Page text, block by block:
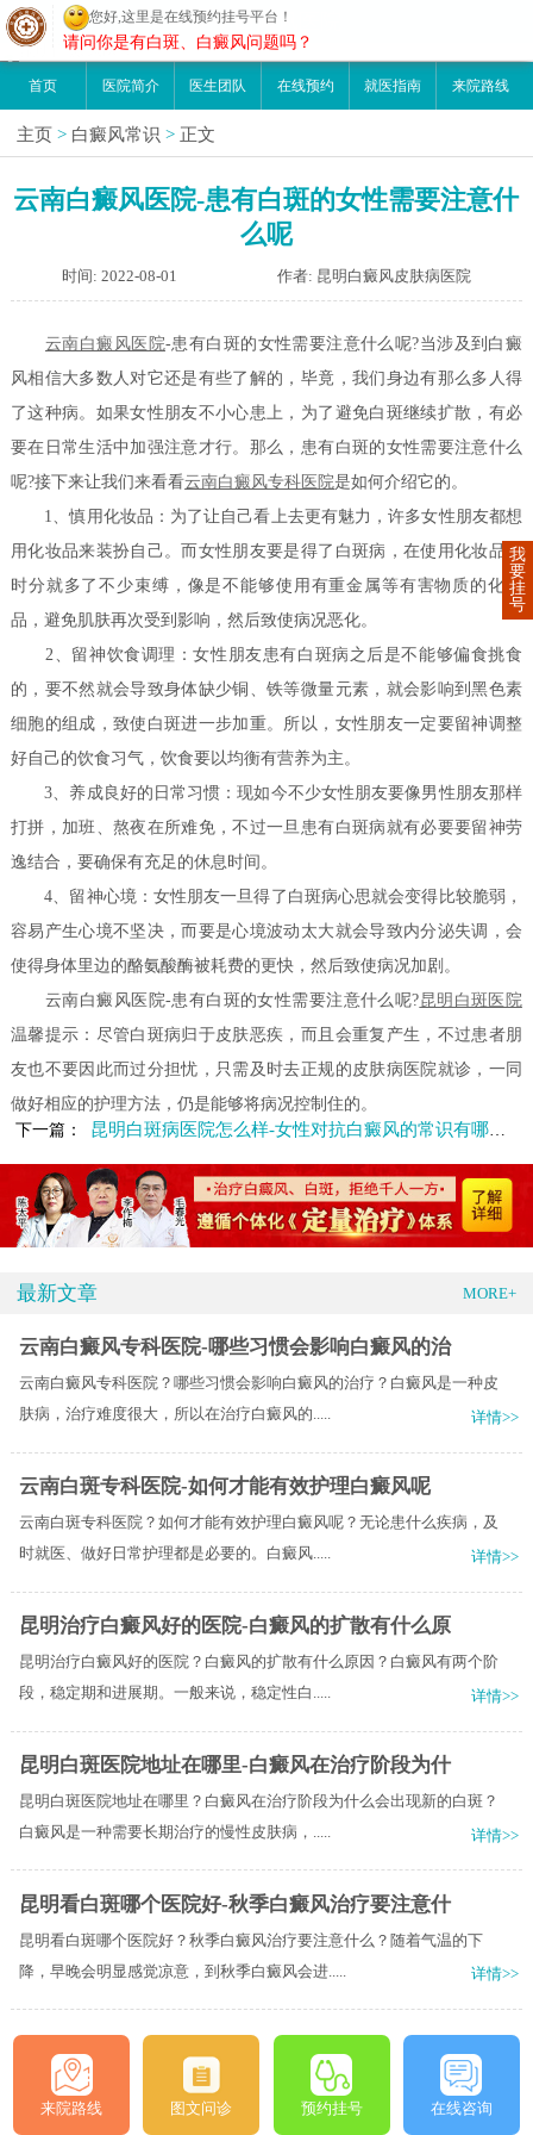
昆明白癜风医院
首页 医院简介 医生团队 在线预约 就医指南 来院路线
主页 > 白癜风常识 > 正文
云南白癜风医院-患有白斑的女性需要注意什
么呢
时间: 2022-08-01 作者: 昆明白癜风皮肤病医院
云南白癜风医院-患有白斑的女性需要注意什么呢?当涉及到白癜
风相信大多数人对它还是有些了解的，毕竟，我们身边有那么多人得
了这种病。如果女性朋友不小心患上，为了避免白斑继续扩散，有必
要在日常生活中加强注意才行。那么，患有白斑的女性需要注意什么
呢?接下来让我们来看看云南白癜风专科医院是如何介绍它的。
1、慎用化妆品：为了让自己看上去更有魅力，许多女性朋友都想
用化妆品来装扮自己。而女性朋友要是得了白斑病，在使用化妆品的
时分就多了不少束缚，像是不能够使用有重金属等有害物质的化妆
品，避免肌肤再次受到影响，然后致使病况恶化。
2、留神饮食调理：女性朋友患有白斑病之后是不能够偏食挑食
的，要不然就会导致身体缺少铜、铁等微量元素，就会影响到黑色素
细胞的组成，致使白斑进一步加重。所以，女性朋友一定要留神调整
好自己的饮食习气，饮食要以均衡有营养为主。
3、养成良好的日常习惯：现如今不少女性朋友要像男性朋友那样
打拼，加班、熬夜在所难免，不过一旦患有白斑病就有必要要留神劳
逸结合，要确保有充足的休息时间。
4、留神心境：女性朋友一旦得了白斑病心思就会变得比较脆弱，
容易产生心境不坚决，而要是心境波动太大就会导致内分泌失调，会
使得身体里边的酪氨酸酶被耗费的更快，然后致使病况加剧。
云南白癜风医院-患有白斑的女性需要注意什么呢?昆明白斑医院
温馨提示：尽管白斑病归于皮肤恶疾，而且会重复产生，不过患者朋
友也不要因此而过分担忧，只需及时去正规的皮肤病医院就诊，一同
做好相应的护理方法，仍是能够将病况控制住的。
下一篇：
昆明白斑病医院怎么样-女性对抗白癜风的常识有哪些呢
最新文章 MORE+
云南白癜风专科医院-哪些习惯会影响白癜风的治
云南白癜风专科医院？哪些习惯会影响白癜风的治疗？白癜风是一种皮
肤病，治疗难度很大，所以在治疗白癜风的.....
详情>>
云南白斑专科医院-如何才能有效护理白癜风呢
云南白斑专科医院？如何才能有效护理白癜风呢？无论患什么疾病，及
时就医、做好日常护理都是必要的。白癜风.....
详情>>
昆明治疗白癜风好的医院-白癜风的扩散有什么原
昆明治疗白癜风好的医院？白癜风的扩散有什么原因？白癜风有两个阶
段，稳定期和进展期。一般来说，稳定性白.....
详情>>
昆明白斑医院地址在哪里-白癜风在治疗阶段为什
昆明白斑医院地址在哪里？白癜风在治疗阶段为什么会出现新的白斑？
白癜风是一种需要长期治疗的慢性皮肤病，.....
详情>>
昆明看白斑哪个医院好-秋季白癜风治疗要注意什
昆明看白斑哪个医院好？秋季白癜风治疗要注意什么？随着气温的下
降，早晚会明显感觉凉意，到秋季白癜风会进.....
详情>>
来院路线 图文问诊 预约挂号 在线咨询
我
要
挂
号
您好,这里是在线预约挂号平台！
请问你是有白斑、白癜风问题吗？